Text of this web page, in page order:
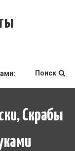
Поиск
Скрабы